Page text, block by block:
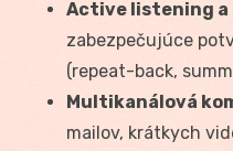
Active listening a
zabezpečujúce
(repeat-back,
Multikanálová
mailov, krátkych